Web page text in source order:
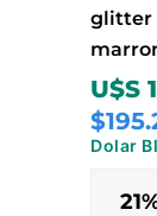
glitter
U$S
Dolar